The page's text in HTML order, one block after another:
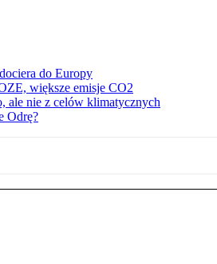
do Europy
większe emisje CO2
ale nie z celów klimatycznych
Odrę?